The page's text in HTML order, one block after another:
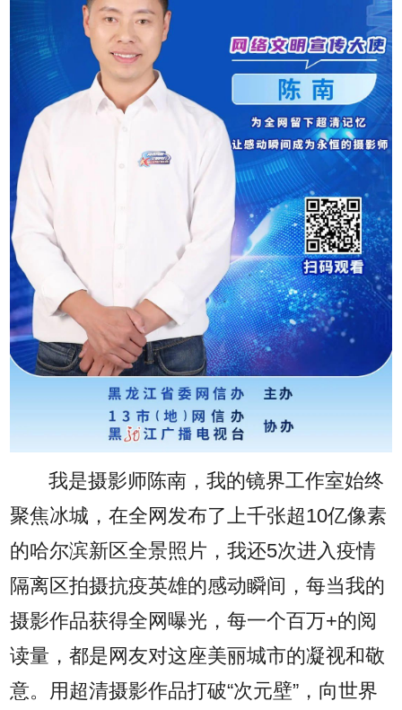
我是摄影师陈南，我的镜界工作室始终
聚焦冰城，在全网发布了上千张超10亿像素
的哈尔滨新区全景照片，我还5次进入疫情
隔离区拍摄抗疫英雄的感动瞬间，每当我的
摄影作品获得全网曝光，每一个百万+的阅
读量，都是网友对这座美丽城市的凝视和敬
意。用超清摄影作品打破“次元壁”，向世界